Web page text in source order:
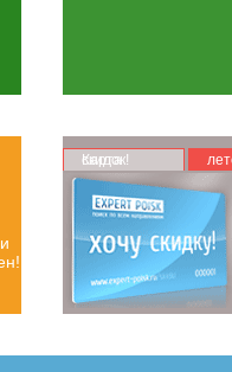
Карта скидок!